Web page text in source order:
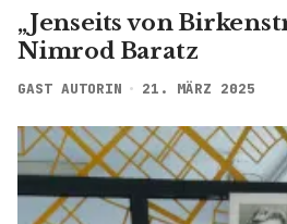
„Jenseits von
Nimrod Baratz
GAST AUTORIN 21. MÄRZ 2025